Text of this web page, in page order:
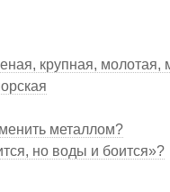
крупная, молотая,
металлом?
но воды и боится»?